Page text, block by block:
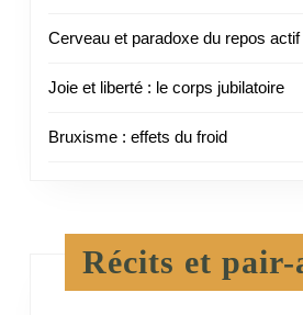
Cerveau et paradoxe du repos actif
Joie et liberté : le corps jubilatoire
Bruxisme : effets du froid
Récits et pair-